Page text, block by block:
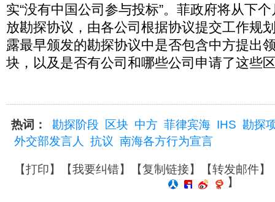
实“没有中国公司参与投标”。菲政府将从下
放勘探协议，由各公司根据协议提交工作规
露最早颁发的勘探协议中是否包含中方提出
块，以及是否有公司和哪些公司申请了这些
热词： 勘探阶段 区块 中方 菲律宾海 IHS 勘探
外交部发言人
抗议 南海各方行为宣言
【打印】【我要纠错】【复制链接】【转发邮件】
】